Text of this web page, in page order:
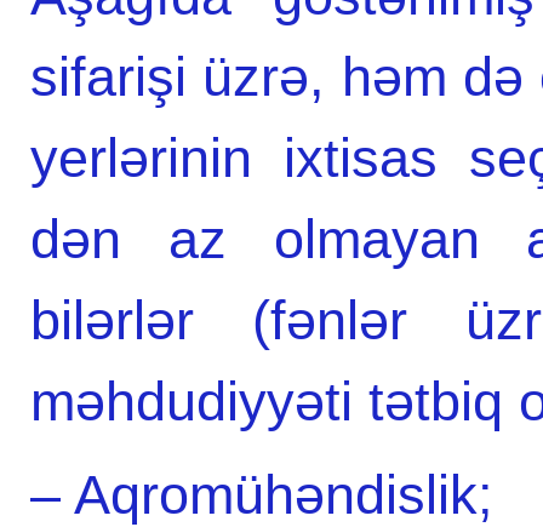
sifarişi üzrə, həm də
yerlərinin ixtisas
dən az olmayan
bilərlər (fənlər
məhdudiyyəti tətbiq
– Aqromühəndislik;